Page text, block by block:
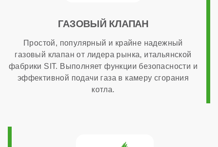
ГАЗОВЫЙ КЛАПАН
Простой, популярный и крайне надежный
газовый клапан от лидера рынка, итальянской
фабрики SIT. Выполняет функции безопасности и
эффективной подачи газа в камеру сгорания
котла.